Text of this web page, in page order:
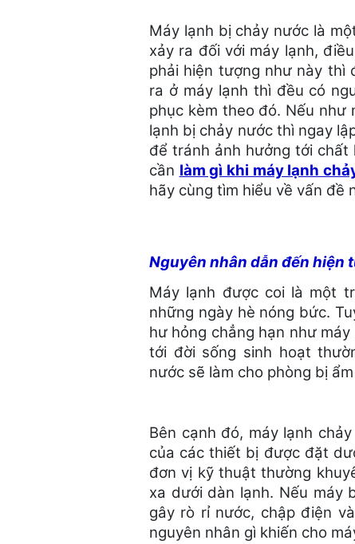
Máy lạnh bị chảy nước là
xảy ra đối với máy lạnh,
phải hiện tượng như này thì
ra ở máy lạnh thì đều có
phục kèm theo đó. Nếu như
lạnh bị chảy nước thì ngay
để tránh ảnh hưởng tới chất
cần làm gì khi máy lạnh
hãy cùng tìm hiểu về vấn đề
Nguyên nhân dẫn đến hiện
Máy lạnh được coi là một
những ngày hè nóng bức.
hư hỏng chẳng hạn như
tới đời sống sinh hoạt
nước sẽ làm cho phòng bị
Bên cạnh đó, máy lạnh
của các thiết bị được đặt
đơn vị kỹ thuật thường
xa dưới dàn lạnh. Nếu máy
gây rò rỉ nước, chập điện
nguyên nhân gì khiến cho